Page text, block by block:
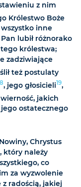
z nim
Królestwo Boże
inne
lubił różnorako
królestwa;
zadziwiające
też postulaty
, jego głosicieli19,
jakich
ostatecznego
Chrystus
który należy
co
za wyzwolenie
z radością, jakiej